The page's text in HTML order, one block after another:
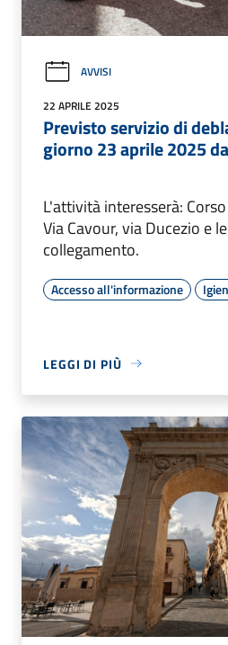
AVVISI
22 APRILE 2025
Previsto servizio di
giorno 23 aprile 2025
L'attività interesserà:
Via Cavour, via Ducezio e
collegamento.
Accesso all'informazione
LEGGI DI PIÙ